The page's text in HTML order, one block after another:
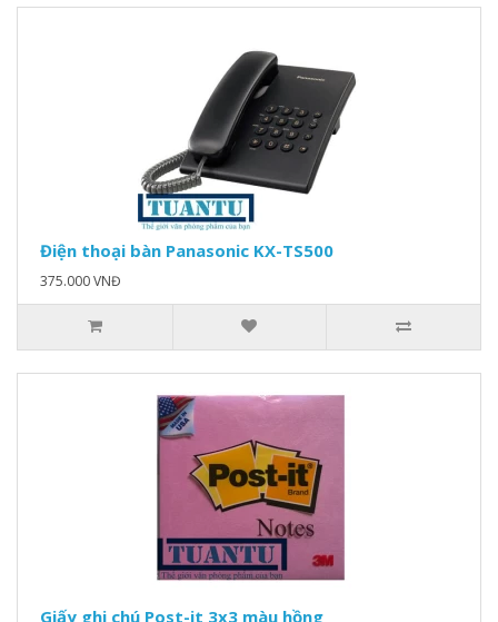
Điện thoại bàn Panasonic KX-TS500
375.000 VNĐ
Giấy ghi chú Post-it 3x3 màu hồng